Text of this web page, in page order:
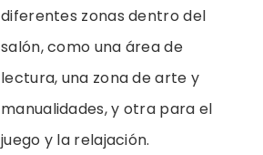
diferentes zonas dentro del
salón, como una área de
lectura, una zona de arte y
manualidades, y otra para el
juego y la relajación.